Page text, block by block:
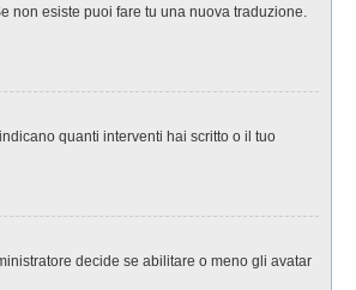
non esiste puoi fare tu una nuova traduzione.
quanti interventi hai scritto o il tuo
decide se abilitare o meno gli avatar